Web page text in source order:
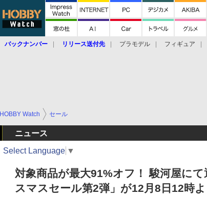
バックナンバー リリース送付先 プラモデル フィギュア
HOBBY Watch セール
ニュース
Select Language ▼
対象商品が最大91%オフ！ 駿河屋にて
スマスセール第2弾」が12月8日12時